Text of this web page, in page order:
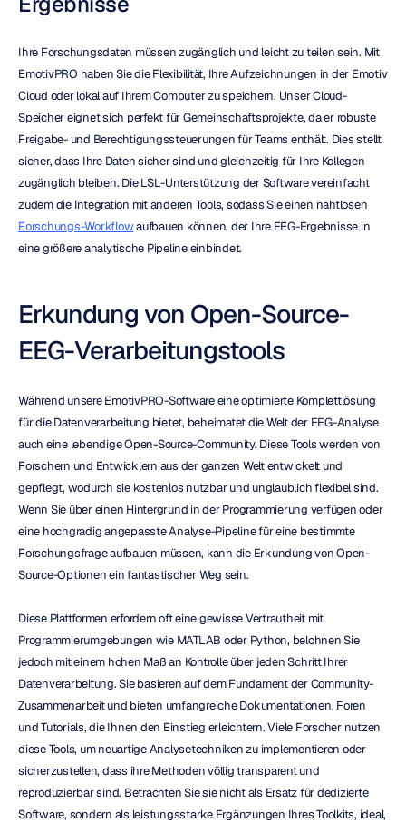
Ihre Forschungsdaten müssen zugänglich und leicht zu teilen sein. Mit
EmotivPRO haben Sie die Flexibilität, Ihre Aufzeichnungen in der Emotiv
Cloud oder lokal auf Ihrem Computer zu speichern. Unser Cloud-
Speicher eignet sich perfekt für Gemeinschaftsprojekte, da er robuste
Freigabe- und Berechtigungssteuerungen für Teams enthält. Dies stellt
sicher, dass Ihre Daten sicher sind und gleichzeitig für Ihre Kollegen
zugänglich bleiben. Die LSL-Unterstützung der Software vereinfacht
Forschungs-Workflow aufbauen können, der Ihre EEG-Ergebnisse in
eine größere analytische Pipeline einbindet.
Erkundung von Open-Source-
EEG-Verarbeitungstools
Während unsere EmotivPRO-Software eine optimierte Komplettlösung
für die Datenverarbeitung bietet, beheimatet die Welt der EEG-Analyse
auch eine lebendige Open-Source-Community. Diese Tools werden von
Forschern und Entwicklern aus der ganzen Welt entwickelt und
gepflegt, wodurch sie kostenlos nutzbar und unglaublich flexibel sind.
Wenn Sie über einen Hintergrund in der Programmierung verfügen oder
eine hochgradig angepasste Analyse-Pipeline für eine bestimmte
Forschungsfrage aufbauen müssen, kann die Erkundung von Open-
Source-Optionen ein fantastischer Weg sein.
Diese Plattformen erfordern oft eine gewisse Vertrautheit mit
Programmierumgebungen wie MATLAB oder Python, belohnen Sie
jedoch mit einem hohen Maß an Kontrolle über jeden Schritt Ihrer
Datenverarbeitung. Sie basieren auf dem Fundament der Community-
Zusammenarbeit und bieten umfangreiche Dokumentationen, Foren
und Tutorials, die Ihnen den Einstieg erleichtern. Viele Forscher nutzen
diese Tools, um neuartige Analysetechniken zu implementieren oder
sicherzustellen, dass ihre Methoden völlig transparent und
reproduzierbar sind. Betrachten Sie sie nicht als Ersatz für dedizierte
Software, sondern als leistungsstarke Ergänzungen Ihres Toolkits, ideal,